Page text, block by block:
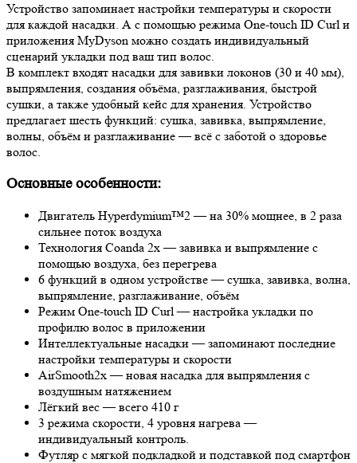
Устройство запоминает настройки температуры и скорости
для каждой насадки. А с помощью режима One-touch ID Curl и
приложения MyDyson можно создать индивидуальный
сценарий укладки под ваш тип волос.
В комплект входят насадки для завивки локонов (30 и 40 мм),
выпрямления, создания объёма, разглаживания, быстрой
сушки, а также удобный кейс для хранения. Устройство
предлагает шесть функций: сушка, завивка, выпрямление,
волны, объём и разглаживание — всё с заботой о здоровье
волос.
Основные особенности:
Двигатель Hyperdymium™2 — на 30% мощнее, в 2 раза
сильнее поток воздуха
Технология Coanda 2x — завивка и выпрямление с
помощью воздуха, без перегрева
6 функций в одном устройстве — сушка, завивка, волна,
выпрямление, разглаживание, объём
Режим One-touch ID Curl — настройка укладки по
профилю волос в приложении
Интеллектуальные насадки — запоминают последние
настройки температуры и скорости
AirSmooth2x — новая насадка для выпрямления с
воздушным натяжением
Лёгкий вес — всего 410 г
3 режима скорости, 4 уровня нагрева —
индивидуальный контроль.
Футляр с мягкой подкладкой и подставкой под смартфон